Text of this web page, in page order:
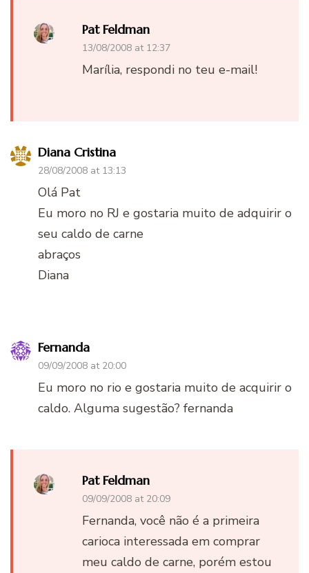
Pat Feldman
13/08/2008 at 12:37
Marília, respondi no teu e-mail!
Diana Cristina
28/08/2008 at 13:13
Olá Pat
Eu moro no RJ e gostaria muito de adquirir o
seu caldo de carne
abraços
Diana
Fernanda
09/09/2008 at 20:00
Eu moro no rio e gostaria muito de acquirir o
caldo. Alguma sugestão? fernanda
Pat Feldman
09/09/2008 at 20:09
Fernanda, você não é a primeira
carioca interessada em comprar
meu caldo de carne, porém estou